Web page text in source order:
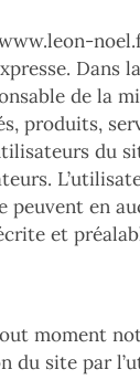
de la
produits,
du
en
et
moment
site par